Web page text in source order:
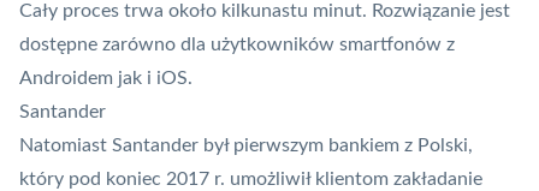
Cały proces trwa około kilkunastu minut. Rozwiązanie jest
dostępne zarówno dla użytkowników smartfonów z
Androidem jak i iOS.
Santander
Natomiast Santander był pierwszym bankiem z Polski,
który pod koniec 2017 r. umożliwił klientom zakładanie